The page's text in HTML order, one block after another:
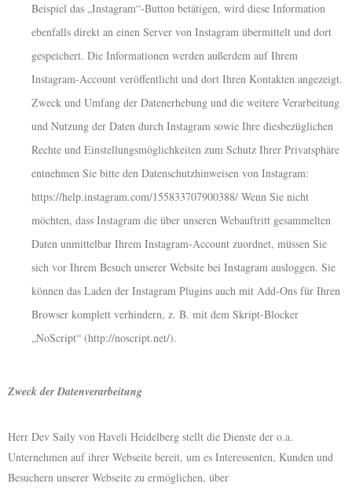
Beispiel das „Instagram“-Button betätigen, wird diese Information
ebenfalls direkt an einen Server von Instagram übermittelt und dort
gespeichert. Die Informationen werden außerdem auf Ihrem
Instagram-Account veröffentlicht und dort Ihren Kontakten angezeigt.
Zweck und Umfang der Datenerhebung und die weitere Verarbeitung
und Nutzung der Daten durch Instagram sowie Ihre diesbezüglichen
Rechte und Einstellungsmöglichkeiten zum Schutz Ihrer Privatsphäre
entnehmen Sie bitte den Datenschutzhinweisen von Instagram:
https://help.instagram.com/155833707900388/ Wenn Sie nicht
möchten, dass Instagram die über unseren Webauftritt gesammelten
Daten unmittelbar Ihrem Instagram-Account zuordnet, müssen Sie
sich vor Ihrem Besuch unserer Website bei Instagram ausloggen. Sie
können das Laden der Instagram Plugins auch mit Add-Ons für Ihren
Browser komplett verhindern, z. B. mit dem Skript-Blocker
„NoScript“ (http://noscript.net/).
Zweck der Datenverarbeitung
Herr Dev Saily von Haveli Heidelberg stellt die Dienste der o.a.
Unternehmen auf ihrer Webseite bereit, um es Interessenten, Kunden und
Besuchern unserer Webseite zu ermöglichen, über